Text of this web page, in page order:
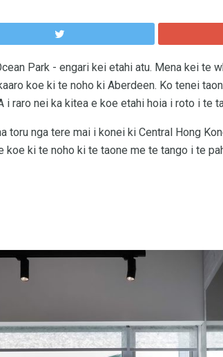
Park - engari kei etahi atu. Mena kei te
koe ki te noho ki Aberdeen. Ko tenei
i raro nei ka kitea e koe etahi hoia i roto i te
toru nga tere mai i konei ki Central Hong
koe ki te noho ki te taone me te tango i te